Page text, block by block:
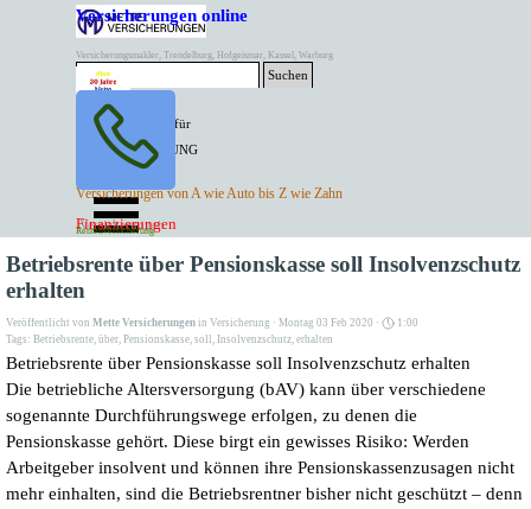
Direkt zum Seiteninhalt
Versicherungen online
Versicherungsmakler, Trendelburg, Hofgeismar, Kassel, Warburg
BESTER PREIS für
SPITZEN LEISTUNG
ANGEBOTE
Versicherungen von A wie Auto bis Z wie Zahn
Kontakt Tel. 05671/7799991
Mette Versicherungen
Suchen
Versicherungen
Finanzierungen
Rentenversicherung
Menü überspringen
Betriebsrente über Pensionskasse soll Insolvenzschutz
erhalten
Veröffentlicht von Mette Versicherungen in Versicherung · Montag 03 Feb 2020 ·
1:00
Tags: Betriebsrente, über, Pensionskasse, soll , Insolvenzschutz, erhalten
Betriebsrente über Pensionskasse soll Insolvenzschutz erhalten
Die betriebliche Altersversorgung (bAV) kann über verschiedene
sogenannte Durchführungswege erfolgen, zu denen die
Pensionskasse gehört. Diese birgt ein gewisses Risiko: Werden
Arbeitgeber insolvent und können ihre Pensionskassenzusagen nicht
mehr einhalten, sind die Betriebsrentner bisher nicht geschützt – denn